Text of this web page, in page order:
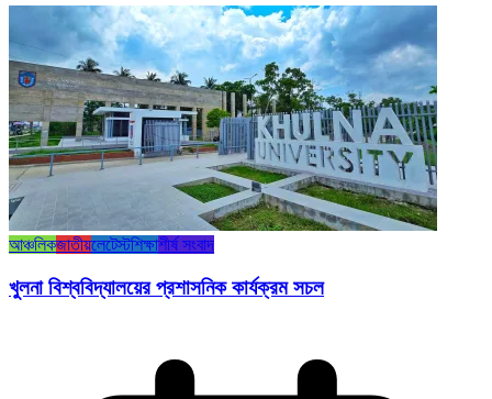
আঞ্চলিকজাতীয়লেটেস্টশিক্ষাশীর্ষ সংবাদ
খুলনা বিশ্ববিদ্যালয়ের প্রশাসনিক কার্যক্রম সচল